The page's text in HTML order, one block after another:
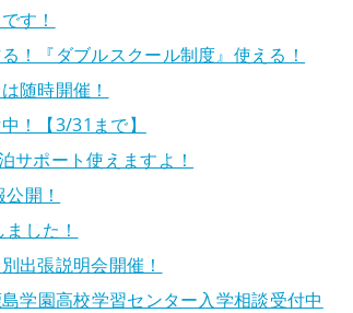
す！
！『ダブルスクール制度』使える！
随時開催！
！【3/31まで】
サポート使えますよ！
開！
した！
出張説明会開催！
学園高校学習センター入学相談受付中